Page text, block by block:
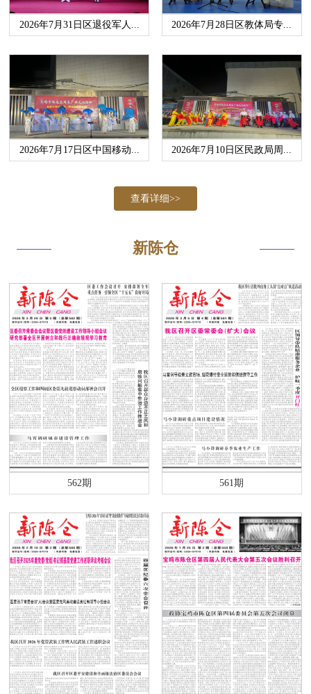
2026年7月31日区退役军人... 2026年7月28日区教体局专...
2026年7月17日区中国移动... 2026年7月10日区民政局周...
查看详细>>
新陈仓
562期 561期